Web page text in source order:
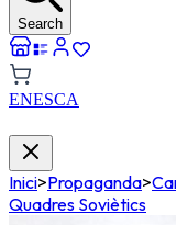
Search
ENESCA
Inici>Propaganda>
Quadres Soviètics